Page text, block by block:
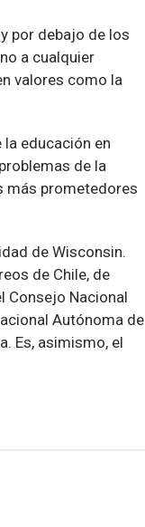
por debajo de los
a cualquier
valores como la
educación en
de la
más prometedores
de Wisconsin.
de Chile, de
Consejo Nacional
Autónoma de
Es, asimismo, el